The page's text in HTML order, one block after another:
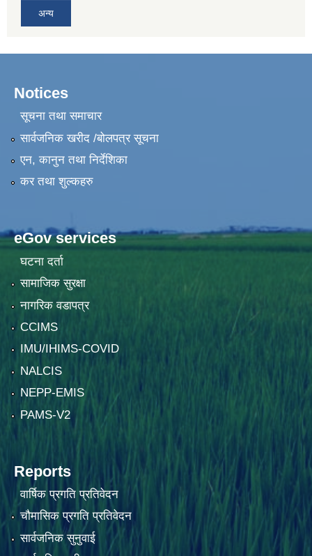
अन्य
Notices
सूचना तथा समाचार
सार्वजनिक खरीद /बोलपत्र सूचना
एन, कानुन तथा निर्देशिका
कर तथा शुल्कहरु
eGov services
घटना दर्ता
सामाजिक सुरक्षा
नागरिक वडापत्र
CCIMS
IMU/IHIMS-COVID
NALCIS
NEPP-EMIS
PAMS-V2
Reports
वार्षिक प्रगति प्रतिवेदन
चौमासिक प्रगति प्रतिवेदन
सार्वजनिक सुनुवाई